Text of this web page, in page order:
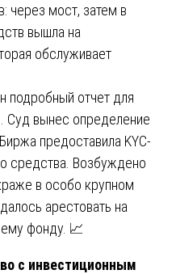
через мост, затем в
вышла на
обслуживает
подробный отчет для
Суд вынес определение
предоставила KYC-
средства. Возбуждено
в особо крупном
арестовать на
фонду. 📈
с инвестиционным